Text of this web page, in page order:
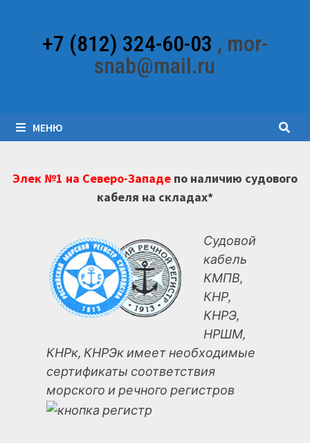
содержимому+7 (812) 324-60-03 , mor-
snab@mail.ru
МЕНЮ
Элек №1 на Северо-Западепо наличию судового
кабеля на складах*
Судовой
кабель
КМПВ,
КНР,
КНРЭ,
НРШМ,
КНРк, КНРЭк имеет необходимые
сертификаты соответствия
морского и речного регистров